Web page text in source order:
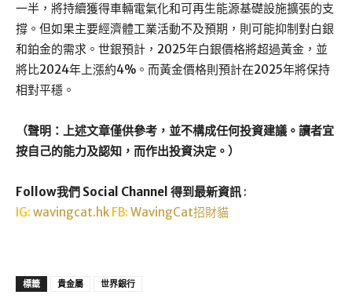
一半，將持續獲得車輛電氣化和可再生能源基礎設施擴張的支
撐。但如果主要經濟體工業活動不及預期，則可能抑制對白銀
和鉑金的需求。世銀預計，2025年白銀價格將超過黃金，並
將比2024年上漲約4%。而黃金價格則預計在2025年將保持
相對平穩。
（聲明：上述文章僅供參考，並不構成任何投資建議。讀者宜
按自己的能力及認知，而作出投資決定。）
Follow我們 Social Channel 得到最新資訊 :
IG: wavingcat.hk FB: WavingCat招財貓
標籤 貴金屬 世界銀行